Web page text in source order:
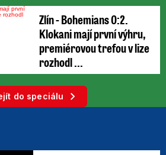
Zlín - Bohemians 0:2.
Klokani mají první výhru,
premiérovou trefou v lize
rozhodl ...
do speciálu